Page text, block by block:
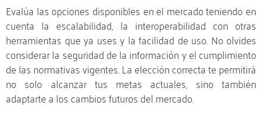
Evalúa las opciones disponibles en el mercado teniendo en
cuenta la escalabilidad, la interoperabilidad con otras
herramientas que ya uses y la facilidad de uso. No olvides
considerar la seguridad de la información y el cumplimiento
de las normativas vigentes. La elección correcta te permitirá
no solo alcanzar tus metas actuales, sino también
adaptarte a los cambios futuros del mercado.